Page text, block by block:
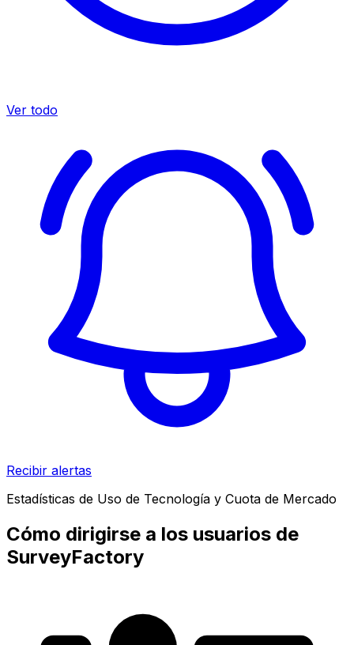
Ver todo
Recibir alertas
Estadísticas de Uso de Tecnología y Cuota de Mercado
Cómo dirigirse a los usuarios de
SurveyFactory